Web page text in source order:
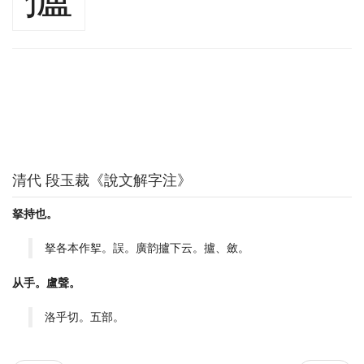
清代 段玉裁《說文解字注》
拏持也。
拏各本作挐。誤。廣韵攎下云。攎、斂。
从手。盧聲。
洛乎切。五部。